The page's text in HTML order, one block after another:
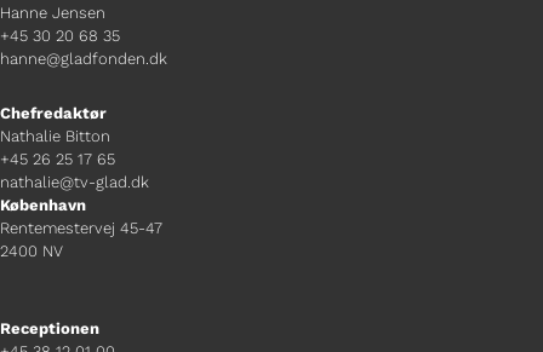
Hanne Jensen
+45 30 20 68 35
hanne@gladfonden.dk
Chefredaktør
Nathalie Bitton
+45 26 25 17 65
nathalie@tv-glad.dk
København
Rentemestervej 45-47
2400 NV
Receptionen